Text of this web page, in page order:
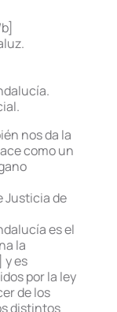
nos da la
como un
Justicia de
es el
la
y es
por la ley
de los
distintos